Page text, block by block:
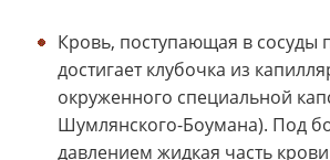
Кровь, поступающая в сосуды
достигает клубочка из
окруженного специальной
Шумлянского-Боумана). Под
давлением жидкая часть